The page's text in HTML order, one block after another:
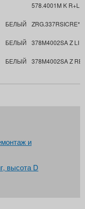
578.4001M K R+L
БЕЛЫЙ
БЕЛЫЙ 378M4002SA Z LI
БЕЛЫЙ 378M4002SA Z RE
и
высота D